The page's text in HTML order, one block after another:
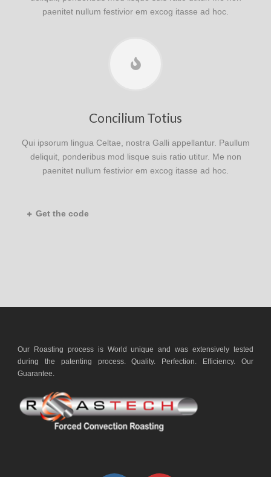
paenitet nullum festivior em excog itasse ad hoc.
Concilium Totius
Qui ipsorum lingua Celtae, nostra Galli appellantur. Paullum
deliquit, ponderibus mod lisque suis ratio utitur. Me non
paenitet nullum festivior em excog itasse ad hoc.
Get the code
Our Roasting process is World unique and was extensively tested
during the patenting process. Quality. Perfection. Efficiency. Our
Guarantee.